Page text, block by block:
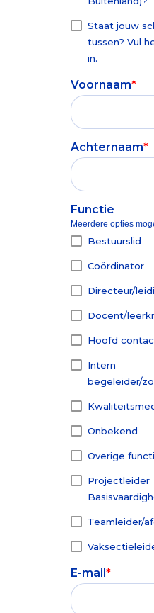
gezonde en
positieve
ontwikkeling
en
Staat jouw
tussen? Vul
in.
Voornaam*
Achternaam*
Functie
Meerdere opties
Bestuurslid
Coördinator
Directeur/
Docent/
Hoofd
Intern
begeleider/
Onbekend
Overige
Projectleider
Teamleider/
E-mail*